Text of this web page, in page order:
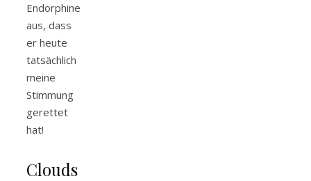
Endorphine
aus, dass
er heute
tatsächlich
meine
Stimmung
gerettet
hat!
Clouds